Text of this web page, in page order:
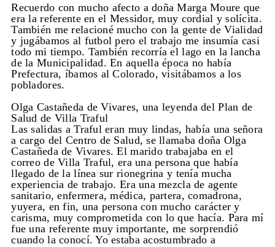
Recuerdo con mucho afecto a doña Marga Moure que
era la referente en el Messidor, muy cordial y solícita.
También me relacioné mucho con la gente de Vialidad
y jugábamos al futbol pero el trabajo me insumía casi
todo mi tiempo. También recorría el lago en la lancha
de la Municipalidad. En aquella época no había
Prefectura, íbamos al Colorado, visitábamos a los
pobladores.
Olga Castañeda de Vivares, una leyenda del Plan de
Salud de Villa Traful
Las salidas a Traful eran muy lindas, había una señora
a cargo del Centro de Salud, se llamaba doña Olga
Castañeda de Vivares. El marido trabajaba en el
correo de Villa Traful, era una persona que había
llegado de la línea sur rionegrina y tenía mucha
experiencia de trabajo. Era una mezcla de agente
sanitario, enfermera, médica, partera, comadrona,
yuyera, en fin, una persona con mucho carácter y
carisma, muy comprometida con lo que hacía. Para mí
fue una referente muy importante, me sorprendió
cuando la conocí. Yo estaba acostumbrado a